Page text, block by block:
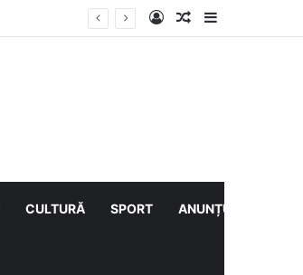
Log InArticol aleatoriu
Sidebar
CULTURĂ SPORT ANUNȚURI